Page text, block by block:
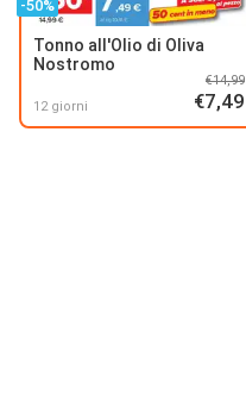
-50%
Tonno all'Olio di Oliva
Nostromo
12 giorni
€14,99
€7,49